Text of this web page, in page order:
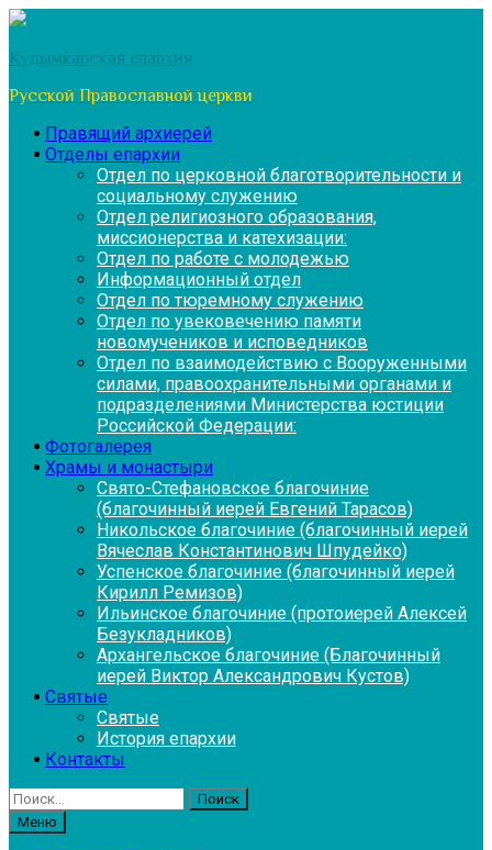
Перейти
содержимому
Кудымкарская епархия
Русской Православной церкви
Правящий архиерей
Отделы епархии
Отдел по церковной благотворительности и
социальному служению
Отдел религиозного образования,
миссионерства и катехизации:
Отдел по работе с молодежью
Информационный отдел
Отдел по тюремному служению
Отдел по увековечению памяти
новомучеников и исповедников
Отдел по взаимодействию с Вооруженными
силами, правоохранительными органами и
подразделениями Министерства юстиции
Российской Федерации:
Фотогалерея
Храмы и монастыри
Свято-Стефановское благочиние
(благочинный иерей Евгений Тарасов)
Никольское благочиние (благочинный иерей
Вячеслав Константинович Шпудейко)
Успенское благочиние (благочинный иерей
Кирилл Ремизов)
Ильинское благочиние (протоиерей Алексей
Безукладников)
Архангельское благочиние (Благочинный
иерей Виктор Александрович Кустов)
Святые
Святые
История епархии
Контакты
Найти:
Меню